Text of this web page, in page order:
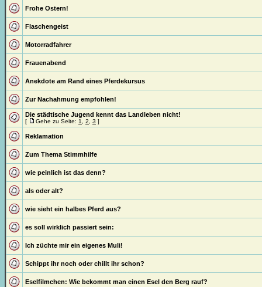
Frohe Ostern!
Flaschengeist
Motorradfahrer
Frauenabend
Anekdote am Rand eines Pferdekursus
Zur Nachahmung empfohlen!
Die städtische Jugend kennt das Landleben nicht!
[ Gehe zu Seite: 1 2 3 ]
Reklamation
Zum Thema Stimmhilfe
wie peinlich ist das denn?
als oder alt?
wie sieht ein halbes Pferd aus?
es soll wirklich passiert sein:
Ich züchte mir ein eigenes Muli!
Schippt ihr noch oder chillt ihr schon?
Eselfilmchen: Wie bekommt man einen Esel den Berg rauf?